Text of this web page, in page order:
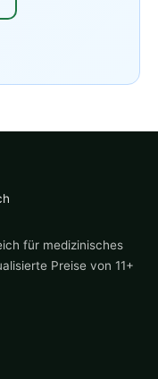
für medizinisches
Preise von 11+